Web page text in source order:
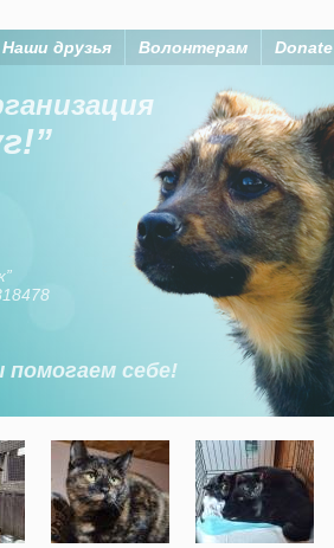
Наши друзья Волонтерам Donate
мы помогаем себе!
на